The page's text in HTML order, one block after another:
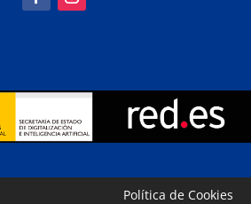
Política de Cookies